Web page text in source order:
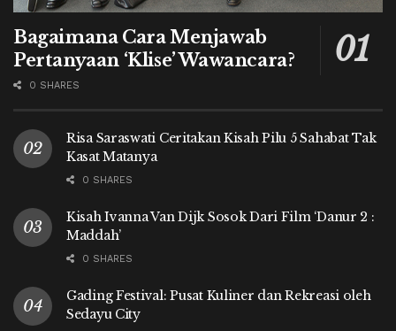
Bagaimana Cara Menjawab
Pertanyaan ‘Klise’ Wawancara?
0 SHARES
Risa Saraswati Ceritakan Kisah Pilu 5 Sahabat Tak
Kasat Matanya
0 SHARES
Kisah Ivanna Van Dijk Sosok Dari Film ‘Danur 2 :
Maddah’
0 SHARES
Gading Festival: Pusat Kuliner dan Rekreasi oleh
Sedayu City